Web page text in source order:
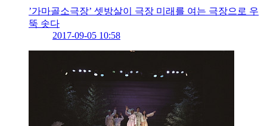
’가마골소극장’ 셋방살이 극장 미래를 여는 극장으로 우
뚝 솟다
2017-09-05 10:58